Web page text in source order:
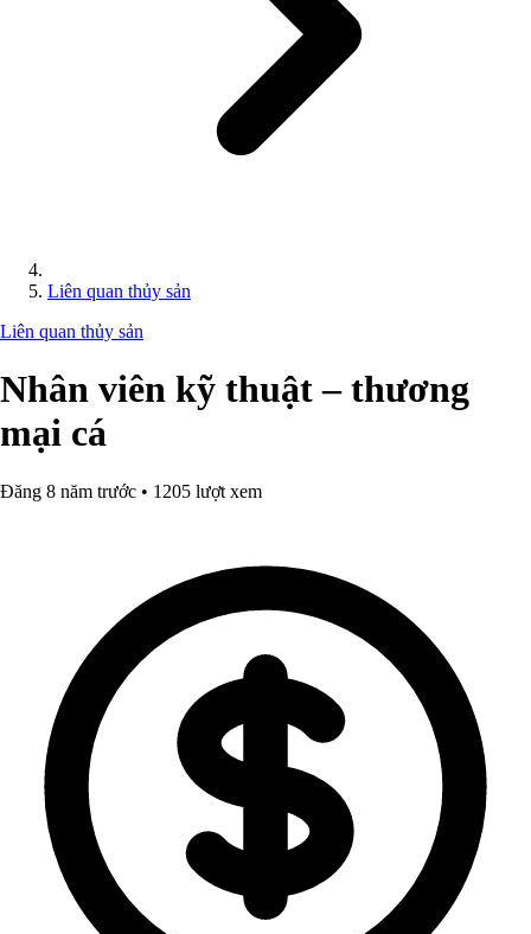
Liên quan thủy sản
Liên quan thủy sản
Nhân viên kỹ thuật – thương
mại cá
Đăng 8 năm trước • 1205 lượt xem